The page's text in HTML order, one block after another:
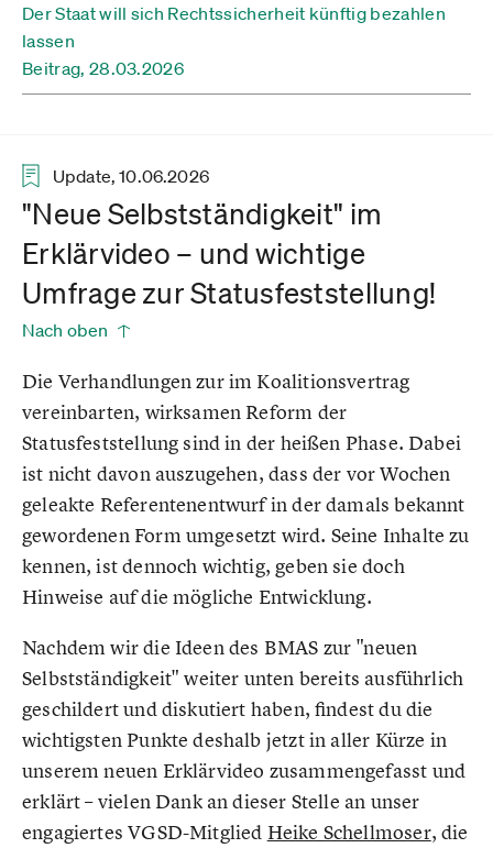
Der Staat will sich Rechtssicherheit künftig bezahlen
lassen
Beitrag, 28.03.2026
Update, 10.06.2026
"Neue Selbstständigkeit" im
Erklärvideo – und wichtige
Umfrage zur Statusfeststellung!
Nach oben
Die Verhandlungen zur im Koalitionsvertrag
vereinbarten, wirksamen Reform der
Statusfeststellung sind in der heißen Phase. Dabei
ist nicht davon auszugehen, dass der vor Wochen
geleakte Referentenentwurf in der damals bekannt
gewordenen Form umgesetzt wird. Seine Inhalte zu
kennen, ist dennoch wichtig, geben sie doch
Hinweise auf die mögliche Entwicklung.
Nachdem wir die Ideen des BMAS zur "neuen
Selbstständigkeit" weiter unten bereits ausführlich
geschildert und diskutiert haben, findest du die
wichtigsten Punkte deshalb jetzt in aller Kürze in
unserem neuen Erklärvideo zusammengefasst und
erklärt – vielen Dank an dieser Stelle an unser
engagiertes VGSD-Mitglied Heike Schellmoser, die